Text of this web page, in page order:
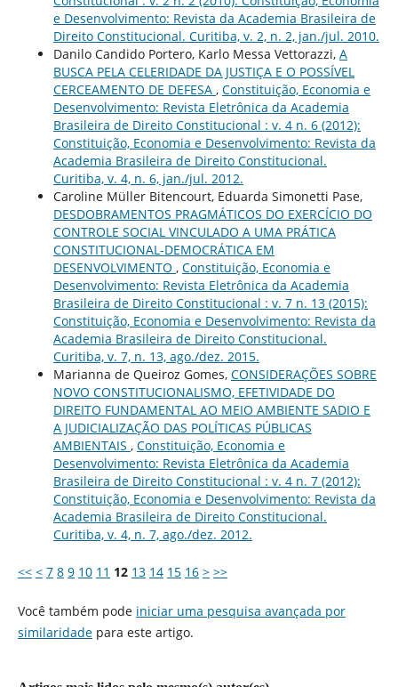
e Desenvolvimento: Revista da Academia Brasileira de
Direito Constitucional. Curitiba, v. 2, n. 2, jan./jul. 2010.
Danilo Candido Portero, Karlo Messa Vettorazzi, A
BUSCA PELA CELERIDADE DA JUSTIÇA E O POSSÍVEL
CERCEAMENTO DE DEFESA , Constituição, Economia e
Desenvolvimento: Revista Eletrônica da Academia
Brasileira de Direito Constitucional : v. 4 n. 6 (2012):
Constituição, Economia e Desenvolvimento: Revista da
Academia Brasileira de Direito Constitucional.
Curitiba, v. 4, n. 6, jan./jul. 2012.
Caroline Müller Bitencourt, Eduarda Simonetti Pase,
DESDOBRAMENTOS PRAGMÁTICOS DO EXERCÍCIO DO
CONTROLE SOCIAL VINCULADO A UMA PRÁTICA
CONSTITUCIONAL-DEMOCRÁTICA EM
DESENVOLVIMENTO , Constituição, Economia e
Desenvolvimento: Revista Eletrônica da Academia
Brasileira de Direito Constitucional : v. 7 n. 13 (2015):
Constituição, Economia e Desenvolvimento: Revista da
Academia Brasileira de Direito Constitucional.
Curitiba, v. 7, n. 13, ago./dez. 2015.
Marianna de Queiroz Gomes, CONSIDERAÇÕES SOBRE
NOVO CONSTITUCIONALISMO, EFETIVIDADE DO
DIREITO FUNDAMENTAL AO MEIO AMBIENTE SADIO E
A JUDICIALIZAÇÃO DAS POLÍTICAS PÚBLICAS
AMBIENTAIS , Constituição, Economia e
Desenvolvimento: Revista Eletrônica da Academia
Brasileira de Direito Constitucional : v. 4 n. 7 (2012):
Constituição, Economia e Desenvolvimento: Revista da
Academia Brasileira de Direito Constitucional.
Curitiba, v. 4, n. 7, ago./dez. 2012.
<< < 7 8 9 10 11 12 13 14 15 16 > >>
Você também pode iniciar uma pesquisa avançada por
similaridadepara este artigo.